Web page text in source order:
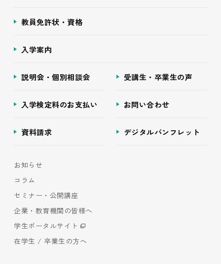
教員免許状・資格
入学案内
説明会・個別相談会 受講生・卒業生の声
入学検定料のお支払い お問い合わせ
資料請求 デジタルパンフレット
お知らせ
コラム
セミナー・公開講座
企業・教育機関の皆様へ
学生ポータルサイト
在学生 / 卒業生の方へ